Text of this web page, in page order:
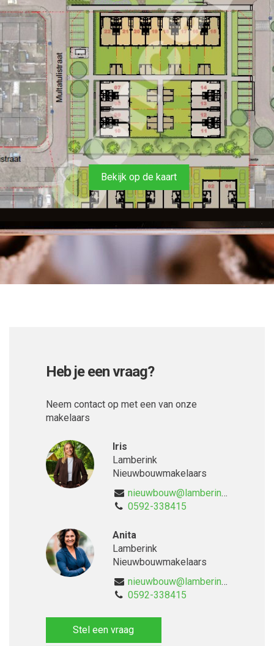
Bekijk op de kaart
Heb je een vraag?
Neem contact op met een van onze
makelaars
Iris
Lamberink
Nieuwbouwmakelaars
nieuwbouw@lamberink.nl
0592-338415
Anita
Lamberink
Nieuwbouwmakelaars
nieuwbouw@lamberink.nl
0592-338415
Stel een vraag